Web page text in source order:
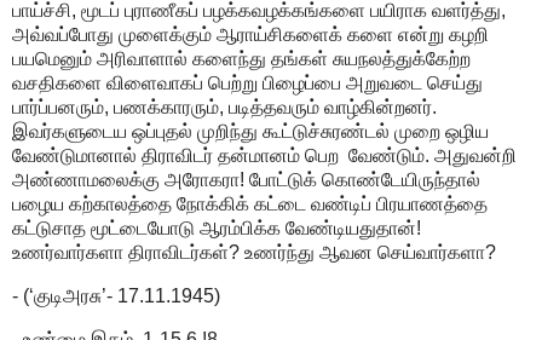
பாய்ச்சி, மூடப் புராணீகப் பழக்கவழக்கங்களை பயிராக வளர்த்து,
அவ்வப்போது முளைக்கும் ஆராய்சிகளைக் களை என்று கழறி
பயமெனும் அரிவாளால் களைந்து தங்கள் சுயநலத்துக்கேற்ற
வசதிகளை விளைவாகப் பெற்று பிழைப்பை அறுவடை செய்து
பார்ப்பனரும், பணக்காரரும், படித்தவரும் வாழ்கின்றனர்.
இவர்களுடைய ஒப்புதல் முறிந்து கூட்டுச்சுரண்டல் முறை ஒழிய
வேண்டுமானால் திராவிடர் தன்மானம் பெற வேண்டும். அதுவன்றி
அண்ணாமலைக்கு அரோகரா! போட்டுக் கொண்டேயிருந்தால்
பழைய கற்காலத்தை நோக்கிக் கட்டை வண்டிப் பிரயாணத்தை
கட்டுசாத மூட்டையோடு ஆரம்பிக்க வேண்டியதுதான்!
உணர்வார்களா திராவிடர்கள்? உணர்ந்து ஆவன செய்வார்களா?
- (‘குடிஅரசு’- 17.11.1945)